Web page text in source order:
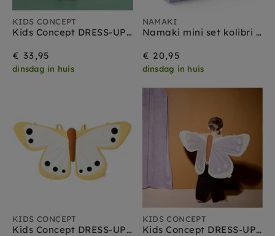
KIDS CONCEPT
Kids Concept DRESS-UP strik roze
€ 33,95
dinsdag in huis
NAMAKI
Namaki mini set kolibri 3 jr+
€ 20,95
dinsdag in huis
KIDS CONCEPT
Kids Concept DRESS-UP maxi Vlinder geel
KIDS CONCEPT
Kids Concept DRESS-UP maxi Vlinder paars